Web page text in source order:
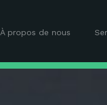
À propos de nous